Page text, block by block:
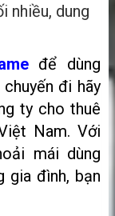
nhiều, dung
để dùng
đi hãy
ty cho thuê
Nam. Với
mái dùng
gia đình, bạn